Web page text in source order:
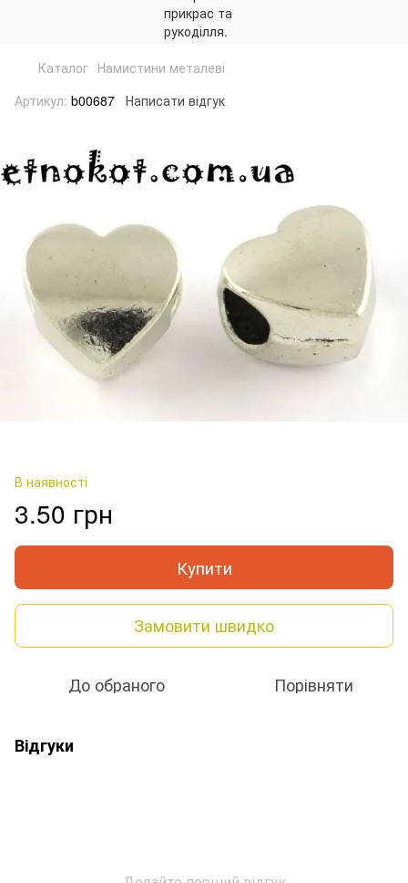
Каталог Намистини металеві
Артикул: b00687 Написати відгук
В наявності
3.50 грн
Купити
Замовити швидко
До обраного Порівняти
Відгуки